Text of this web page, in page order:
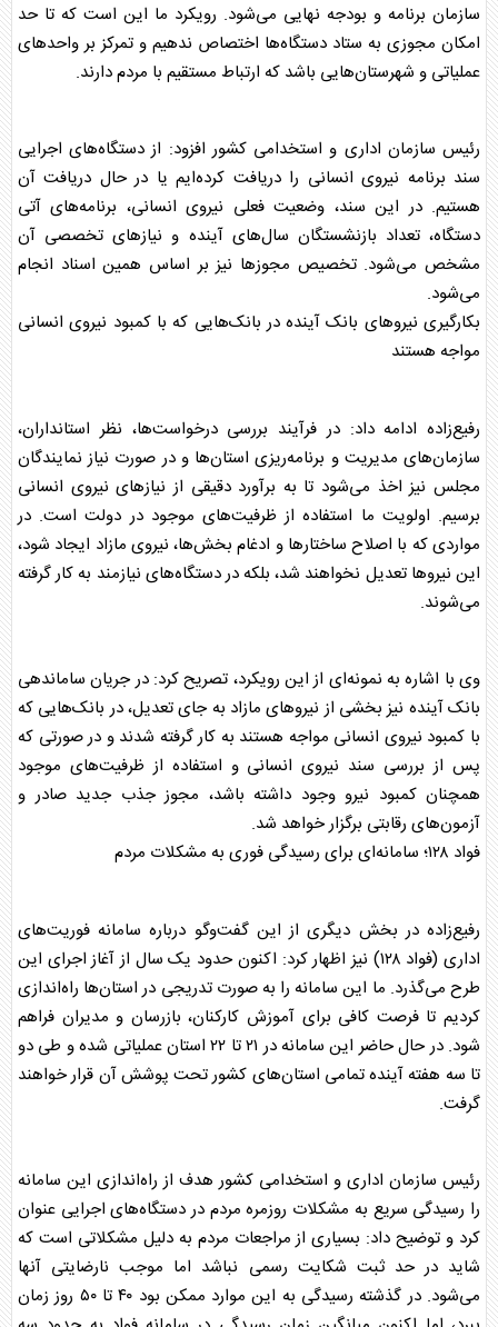
سازمان برنامه و بودجه نهایی می‌شود. رویکرد ما این است که تا حد
امکان مجوزی به ستاد دستگاه‌ها اختصاص ندهیم و تمرکز بر واحدهای
عملیاتی و شهرستان‌هایی باشد که ارتباط مستقیم با مردم دارند.
رئیس سازمان اداری و استخدامی کشورافزود: از دستگاه‌های اجرایی
سند برنامه نیروی انسانی را دریافت کرده‌ایم یا در حال دریافت آن
هستیم. در این سند، وضعیت فعلی نیروی انسانی، برنامه‌های آتی
دستگاه، تعداد بازنشستگان سال‌های آینده و نیازهای تخصصی آن
مشخص می‌شود. تخصیص مجوزها نیز بر اساس همین اسناد انجام
می‌شود.
بکارگیری نیروهای بانک آینده در بانک‌هایی که با کمبود نیروی انسانی
مواجه هستند
رفیع‌زاده ادامه داد: در فرآیند بررسی درخواست‌ها، نظر استانداران،
سازمان‌های مدیریت و برنامه‌ریزی استان‌ها و در صورت نیاز نمایندگان
مجلس نیز اخذ می‌شود تا به برآورد دقیقی از نیازهای نیروی انسانی
برسیم. اولویت ما استفاده از ظرفیت‌های موجود در دولت است. در
مواردی که با اصلاح ساختارها و ادغام بخش‌ها، نیروی مازاد ایجاد شود،
این نیروها تعدیل نخواهند شد، بلکه در دستگاه‌های نیازمند به کار گرفته
می‌شوند.
وی با اشاره به نمونه‌ای از این رویکرد، تصریح کرد: در جریان ساماندهی
بانک آینده نیز بخشی از نیروهای مازاد به جای تعدیل، در بانک‌هایی که
با کمبود نیروی انسانی مواجه هستند به کار گرفته شدند و در صورتی که
پس از بررسی سند نیروی انسانی و استفاده از ظرفیت‌های موجود
همچنان کمبود نیرو وجود داشته باشد، مجوز جذب جدید صادر و
آزمون‌های رقابتی برگزار خواهد شد.
فواد ۱۲۸؛ سامانه‌ای برای رسیدگی فوری به مشکلات مردم
رفیع‌زاده در بخش دیگری از این گفت‌وگو درباره سامانه فوریت‌های
اداری (فواد ۱۲۸) نیز اظهار کرد: اکنون حدود یک سال از آغاز اجرای این
طرح می‌گذرد. ما این سامانه را به صورت تدریجی در استان‌ها راه‌اندازی
کردیم تا فرصت کافی برای آموزش کارکنان، بازرسان و مدیران فراهم
شود. در حال حاضر این سامانه در ۲۱ تا ۲۲ استان عملیاتی شده و طی دو
تا سه هفته آینده تمامی استان‌های کشور تحت پوشش آن قرار خواهند
گرفت.
رئیس سازمان اداری و استخدامی کشورهدف از راه‌اندازی این سامانه
را رسیدگی سریع به مشکلات روزمره مردم در دستگاه‌های اجرایی عنوان
کرد و توضیح داد: بسیاری از مراجعات مردم به دلیل مشکلاتی است که
شاید در حد ثبت شکایت رسمی نباشد اما موجب نارضایتی آنها
می‌شود. در گذشته رسیدگی به این موارد ممکن بود ۴۰ تا ۵۰ روز زمان